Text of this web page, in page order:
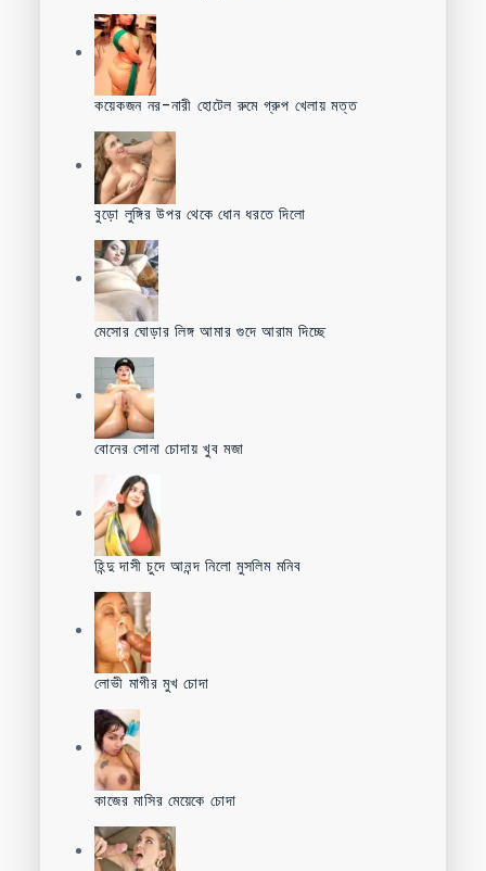
কয়েকজন নর-নারী হোটেল রুমে গ্রুপ খেলায় মত্ত
বুড়ো লুঙ্গির উপর থেকে ধোন ধরতে দিলো
মেসোর ঘোড়ার লিঙ্গ আমার গুদে আরাম দিচ্ছে
বোনের সোনা চোদায় খুব মজা
হিন্দু দাসী চুদে আনন্দ নিলো মুসলিম মনিব
লোভী মাগীর মুখ চোদা
কাজের মাসির মেয়েকে চোদা